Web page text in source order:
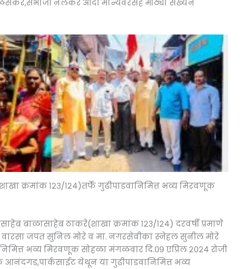
नेर्लेकर आदी मान्यवरसह मोठ्या संख्येने
क्रमांक १२३/१२४)तर्फे गुढीपाडवानिमित्त भव्य मिरवणूक
बाळासाहेब ठाकरे(शाखा क्रमांक १२३/१२४) दरवर्षी प्रमाणे
जपत सुनिल मोरे व मा. नगरसेवीका स्नेहल सुनील मोरे
भव्य मिरवणूक सोहळा मंगळवार दि.०९ एप्रिल २०२४ रोजी
येथून या गुढीपाडवानिमित्त भव्य